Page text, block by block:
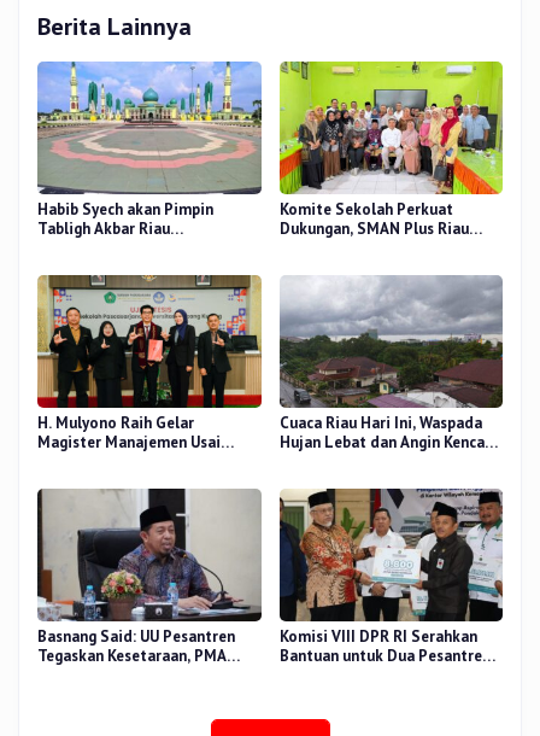
Berita Lainnya
Habib Syech akan Pimpin
Tabligh Akbar Riau
Komite Sekolah Perkuat
Dukungan, SMAN Plus Riau
H. Mulyono Raih Gelar
Magister Manajemen Usai
Cuaca Riau Hari Ini, Waspada
Hujan Lebat dan Angin Kencang
Basnang Said: UU Pesantren
Tegaskan Kesetaraan, PMA
Komisi VIII DPR RI Serahkan
Bantuan untuk Dua Pesantren